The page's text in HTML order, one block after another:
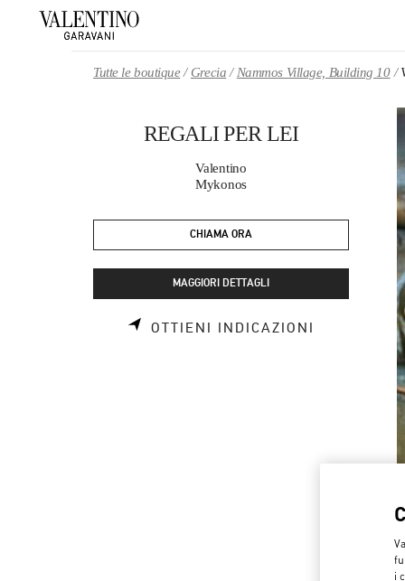
Tutte le boutique Grecia Nammos Village, Building 10
REGALI PER LEI
Valentino
Mykonos
CHIAMA ORA
MAGGIORI DETTAGLI
OTTIENI INDICAZIONI LINK
i